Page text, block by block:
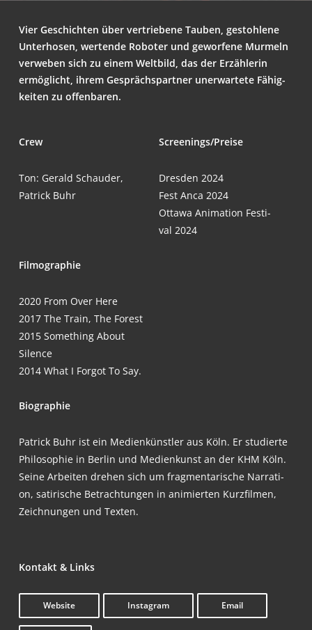
Vier Geschich­ten über ver­trie­be­ne Tau­ben, gestoh­le­ne
Unter­ho­sen, wer­ten­de Robo­ter und gewor­fe­ne Mur­meln
ver­we­ben sich zu einem Welt­bild, das der Erzäh­le­rin
ermög­licht, ihrem Gesprächs­part­ner uner­war­te­te Fähig­
kei­ten zu offenbaren.
Crew
Ton: Gerald Schau­der,
Patrick Buhr
Screenings/Preise
Dres­den 2024
Fest Anca 2024
Otta­wa Ani­ma­ti­on Fes­ti­
val 2024
Fil­mo­gra­phie
2020 From Over Here
2017 The Train, The Forest
2015 Some­thing About
Silence
2014 What I For­got To Say.
Bio­gra­phie
Patrick Buhr ist ein Medi­en­künst­ler aus Köln. Er stu­dier­te
Phi­lo­so­phie in Ber­lin und Medi­en­kunst an der KHM Köln.
Sei­ne Arbei­ten dre­hen sich um frag­men­ta­ri­sche Nar­ra­ti­
on, sati­ri­sche Betrach­tun­gen in ani­mier­ten Kurz­fil­men,
Zeich­nun­gen und Texten.
Kon­takt & Links
Web­site Insta­gram Email